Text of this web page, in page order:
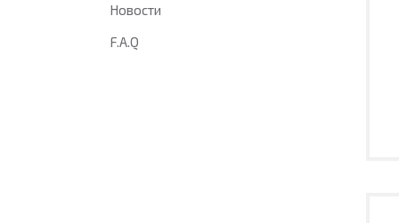
Новости
F.A.Q